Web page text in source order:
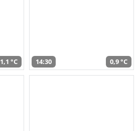
1,1 °C 14:30 0,9 °C